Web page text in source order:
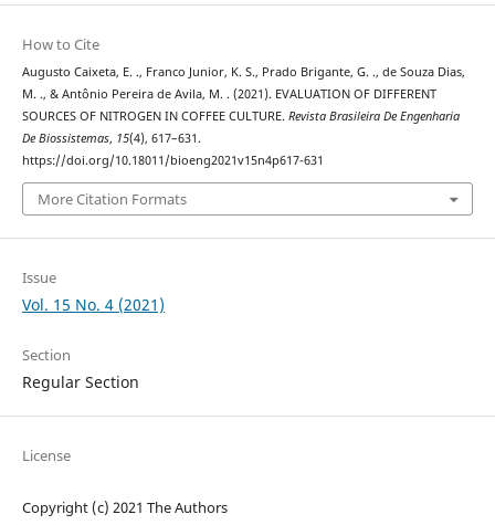
How to Cite
Augusto Caixeta, E. ., Franco Junior, K. S., Prado Brigante, G. ., de Souza Dias,
M. ., & Antônio Pereira de Avila, M. . (2021). EVALUATION OF DIFFERENT
SOURCES OF NITROGEN IN COFFEE CULTURE. Revista Brasileira De Engenharia
De Biossistemas, 15(4), 617–631.
https://doi.org/10.18011/bioeng2021v15n4p617-631
More Citation Formats
Issue
Vol. 15 No. 4 (2021)
Section
Regular Section
License
Copyright (c) 2021 The Authors